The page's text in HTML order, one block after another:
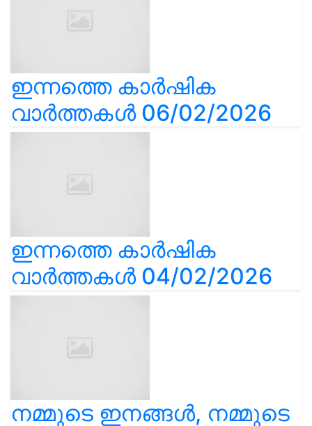
ഇന്നത്തെ കാർഷിക
വാർത്തകൾ 06/02/2026
ഇന്നത്തെ കാർഷിക
വാർത്തകൾ 04/02/2026
നമ്മുടെ ഇനങ്ങൾ, നമ്മുടെ